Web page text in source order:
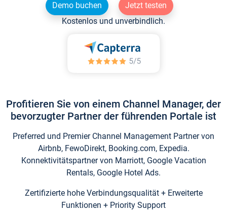
Demo buchen
Jetzt testen
Kostenlos und unverbindlich.
Profitieren Sie von einem Channel Manager, der
bevorzugter Partner der führenden Portale ist
Preferred und Premier Channel Management Partner von
Airbnb, FewoDirekt, Booking.com, Expedia.
Konnektivitätspartner von Marriott, Google Vacation
Rentals, Google Hotel Ads.
Zertifizierte hohe Verbindungsqualität + Erweiterte
Funktionen + Priority Support